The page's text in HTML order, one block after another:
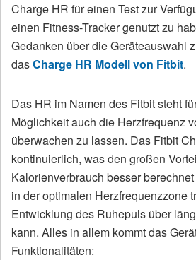
Charge HR für einen Test zur
einen Fitness-Tracker genutzt zu
Gedanken über die Geräteauswahl
dasCharge HR Modell von Fitbit.
Das HR im Namen des Fitbit steht
Möglichkeit auch die Herzfrequenz
überwachen zu lassen. Das Fitbit
kontinuierlich, was den großen
Kalorienverbrauch besser
in der optimalen Herzfrequenzzone
Entwicklung des Ruhepuls über
kann. Alles in allem kommt das
Funktionalitäten: